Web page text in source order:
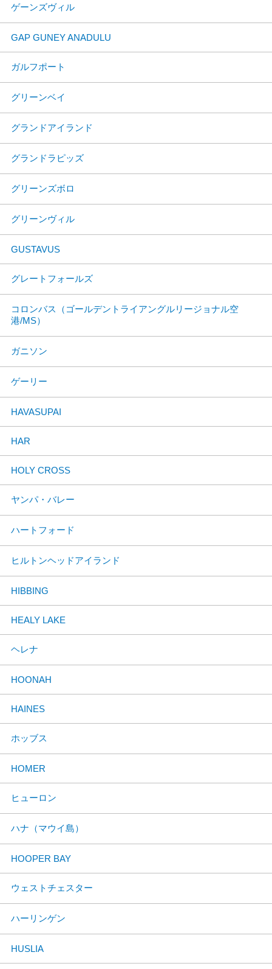
ゲーンズヴィル
GAP GUNEY ANADULU
ガルフポート
グリーンベイ
グランドアイランド
グランドラピッズ
グリーンズボロ
グリーンヴィル
GUSTAVUS
グレートフォールズ
コロンバス（ゴールデントライアングルリージョナル空
港/MS）
ガニソン
ゲーリー
HAVASUPAI
HAR
HOLY CROSS
ヤンパ・バレー
ハートフォード
ヒルトンヘッドアイランド
HIBBING
HEALY LAKE
ヘレナ
HOONAH
HAINES
ホッブス
HOMER
ヒューロン
ハナ（マウイ島）
HOOPER BAY
ウェストチェスター
ハーリンゲン
HUSLIA